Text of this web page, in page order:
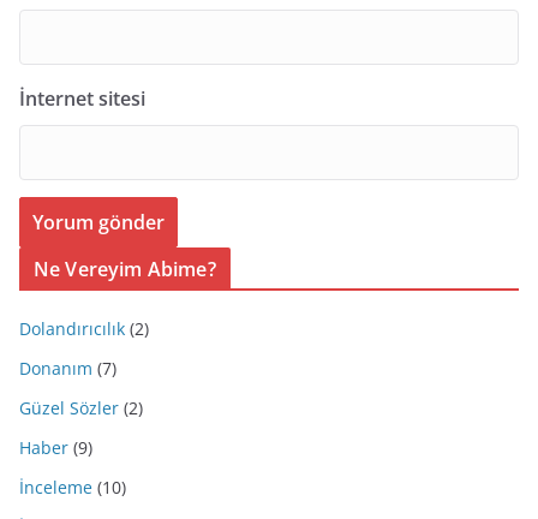
İnternet sitesi
Ne Vereyim Abime?
Dolandırıcılık (2)
Donanım (7)
Güzel Sözler (2)
Haber (9)
İnceleme (10)